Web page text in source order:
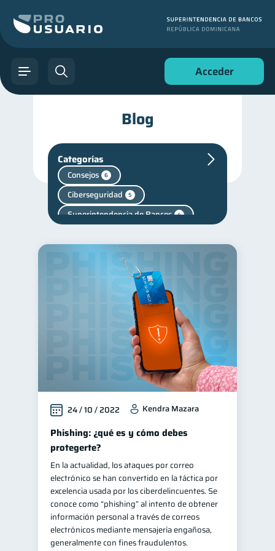
Acceder
Blog
Categorías
Consejos 6
Ciberseguridad 5
Superintendencia de Bancos 4
Cuenta Abandonada
1
Finanzas personales 44
Manejo de deudas
Educación financiera 31
Finanzas para jóvenes
30
Finanzas familiares 25
Inclusión financiera 22
Bienestar financiero 22
Finanzas para mujeres
Seguridad financiera 13
Salud financiera 12
Productos financieros
Organización Financiera 10
24 / 10 / 2022 Kendra Mazara
Phishing: ¿qué es y cómo debes
protegerte?
En la actualidad, los ataques por correo
electrónico se han convertido en la táctica por
excelencia usada por los ciberdelincuentes. Se
conoce como “phishing” al intento de obtener
información personal a través de correos
electrónicos mediante mensajería engañosa,
generalmente con fines fraudulentos.